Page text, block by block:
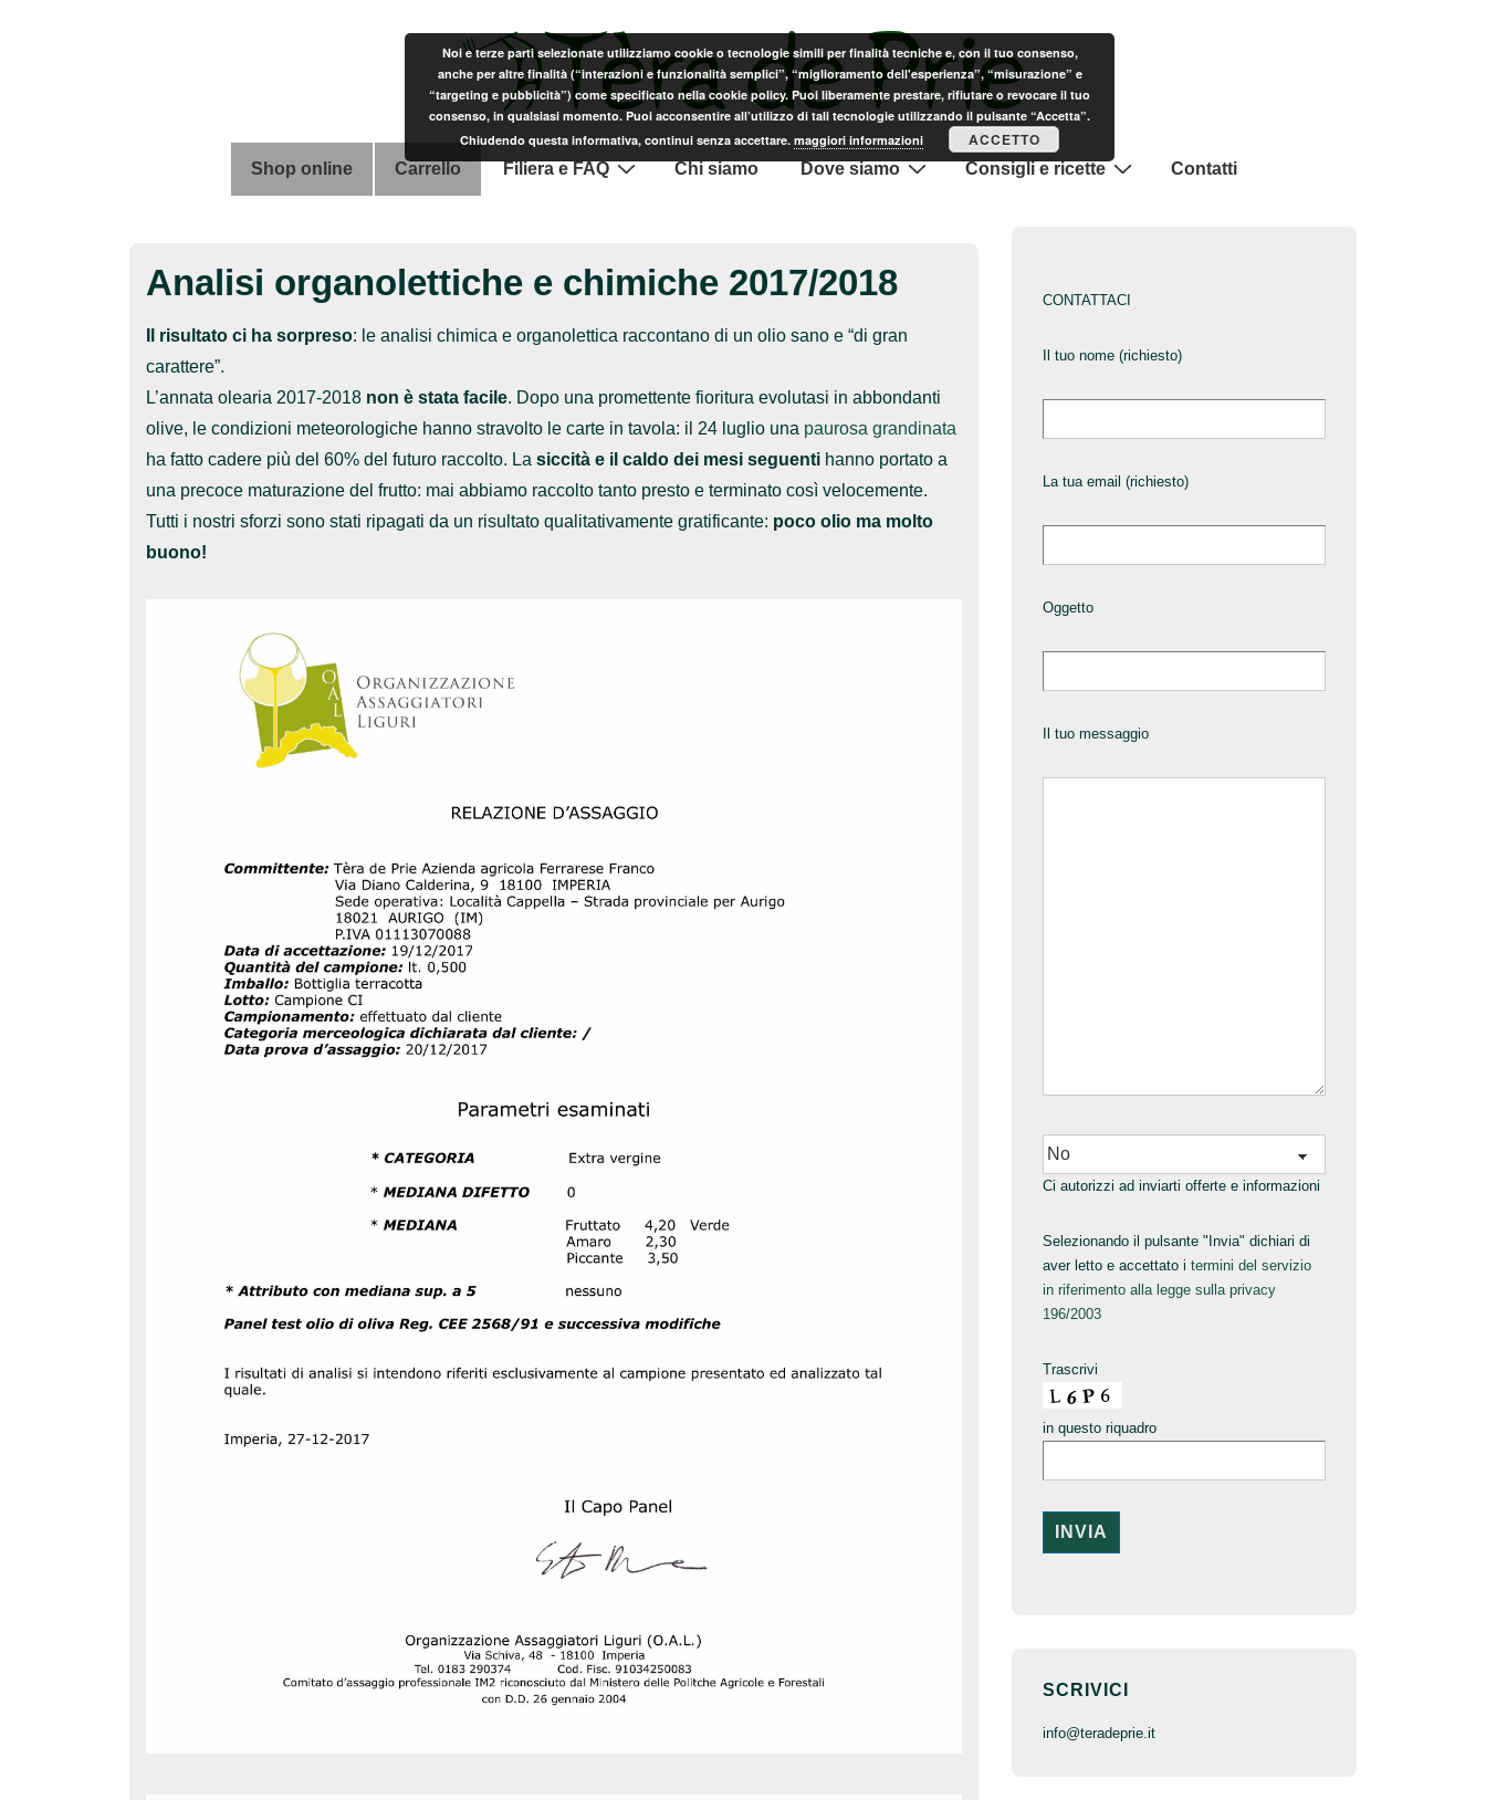
Menu
Shop online Carrello Filiera e FAQ Chi siamo Dove siamo Consigli e ricette Contatti
Analisi organolettiche e chimiche 2017/2018
Il risultato ci ha sorpreso: le analisi chimica e organolettica raccontano di un olio sano e “di gran
carattere”.
L’annata olearia 2017-2018 non è stata facile. Dopo una promettente fioritura evolutasi in abbondanti
olive, le condizioni meteorologiche hanno stravolto le carte in tavola: il 24 luglio una paurosa grandinata
ha fatto cadere più del 60% del futuro raccolto. La siccità e il caldo dei mesi seguenti hanno portato a
una precoce maturazione del frutto: mai abbiamo raccolto tanto presto e terminato così velocemente.
Tutti i nostri sforzi sono stati ripagati da un risultato qualitativamente gratificante: poco olio ma molto
buono!
CONTATTACI
Il tuo nome (richiesto)
La tua email (richiesto)
Oggetto
Il tuo messaggio
Ci autorizzi ad inviarti offerte e informazioni
Selezionando il pulsante "Invia" dichiari di
aver letto e accettato i termini del servizio
in riferimento alla legge sulla privacy
196/2003
Trascrivi
in questo riquadro
SCRIVICI
info@teradeprie.it
Noi e terze parti selezionate utilizziamo cookie o tecnologie simili per finalità tecniche e, con il tuo consenso,
anche per altre finalità (“interazioni e funzionalità semplici”, “miglioramento dell'esperienza”, “misurazione” e
“targeting e pubblicità”) come specificato nella cookie policy. Puoi liberamente prestare, rifiutare o revocare il tuo
consenso, in qualsiasi momento. Puoi acconsentire all’utilizzo di tali tecnologie utilizzando il pulsante “Accetta”.
Chiudendo questa informativa, continui senza accettare. maggiori informazioni ACCETTO